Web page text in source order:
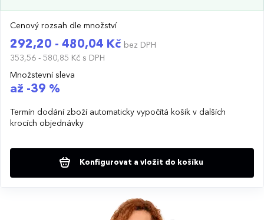
Cenový rozsah dle množství
292,20 - 480,04 Kč bez DPH
353,56 - 580,85 Kč s DPH
Množstevní sleva
až -39 %
Termín dodání zboží automaticky vypočítá košík v dalších
krocích objednávky
Konfigurovat a vložit do košíku